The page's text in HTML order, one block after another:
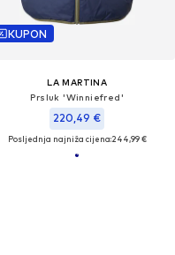
KUPON
LA MARTINA
Prsluk 'Winniefred'
220,49 €
Posljednja najniža cijena:244,99 €